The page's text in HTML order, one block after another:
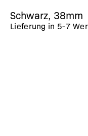
Schwarz, 38mm
Lieferung in 5-7